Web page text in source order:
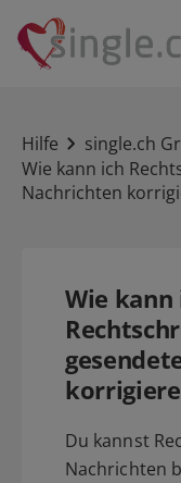
Hilfe
single.ch
Wie kann ich
Nachrichten
Wie kann
Du kannst
Nachrichten